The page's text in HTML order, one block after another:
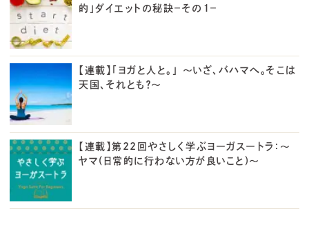
的」ダイエットの秘訣－その１－
【連載】「ヨガと人と。」 ～いざ、バハマへ。そこは
天国、それとも？～
【連載】第22回やさしく学ぶヨーガスートラ：～
ヤマ(日常的に行わない方が良いこと)～